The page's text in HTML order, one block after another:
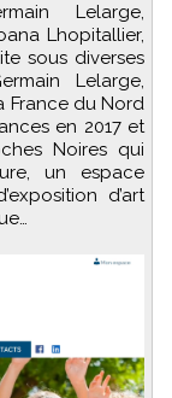
Lelarge,
Lhopitallier,
sous diverses
Lelarge,
France du Nord
en 2017 et
Noires qui
un espace
d’art